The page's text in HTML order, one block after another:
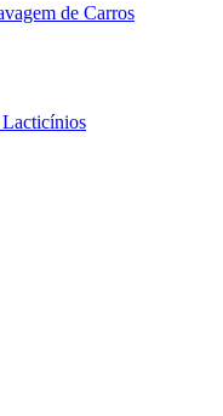
de Carros
Lacticínios